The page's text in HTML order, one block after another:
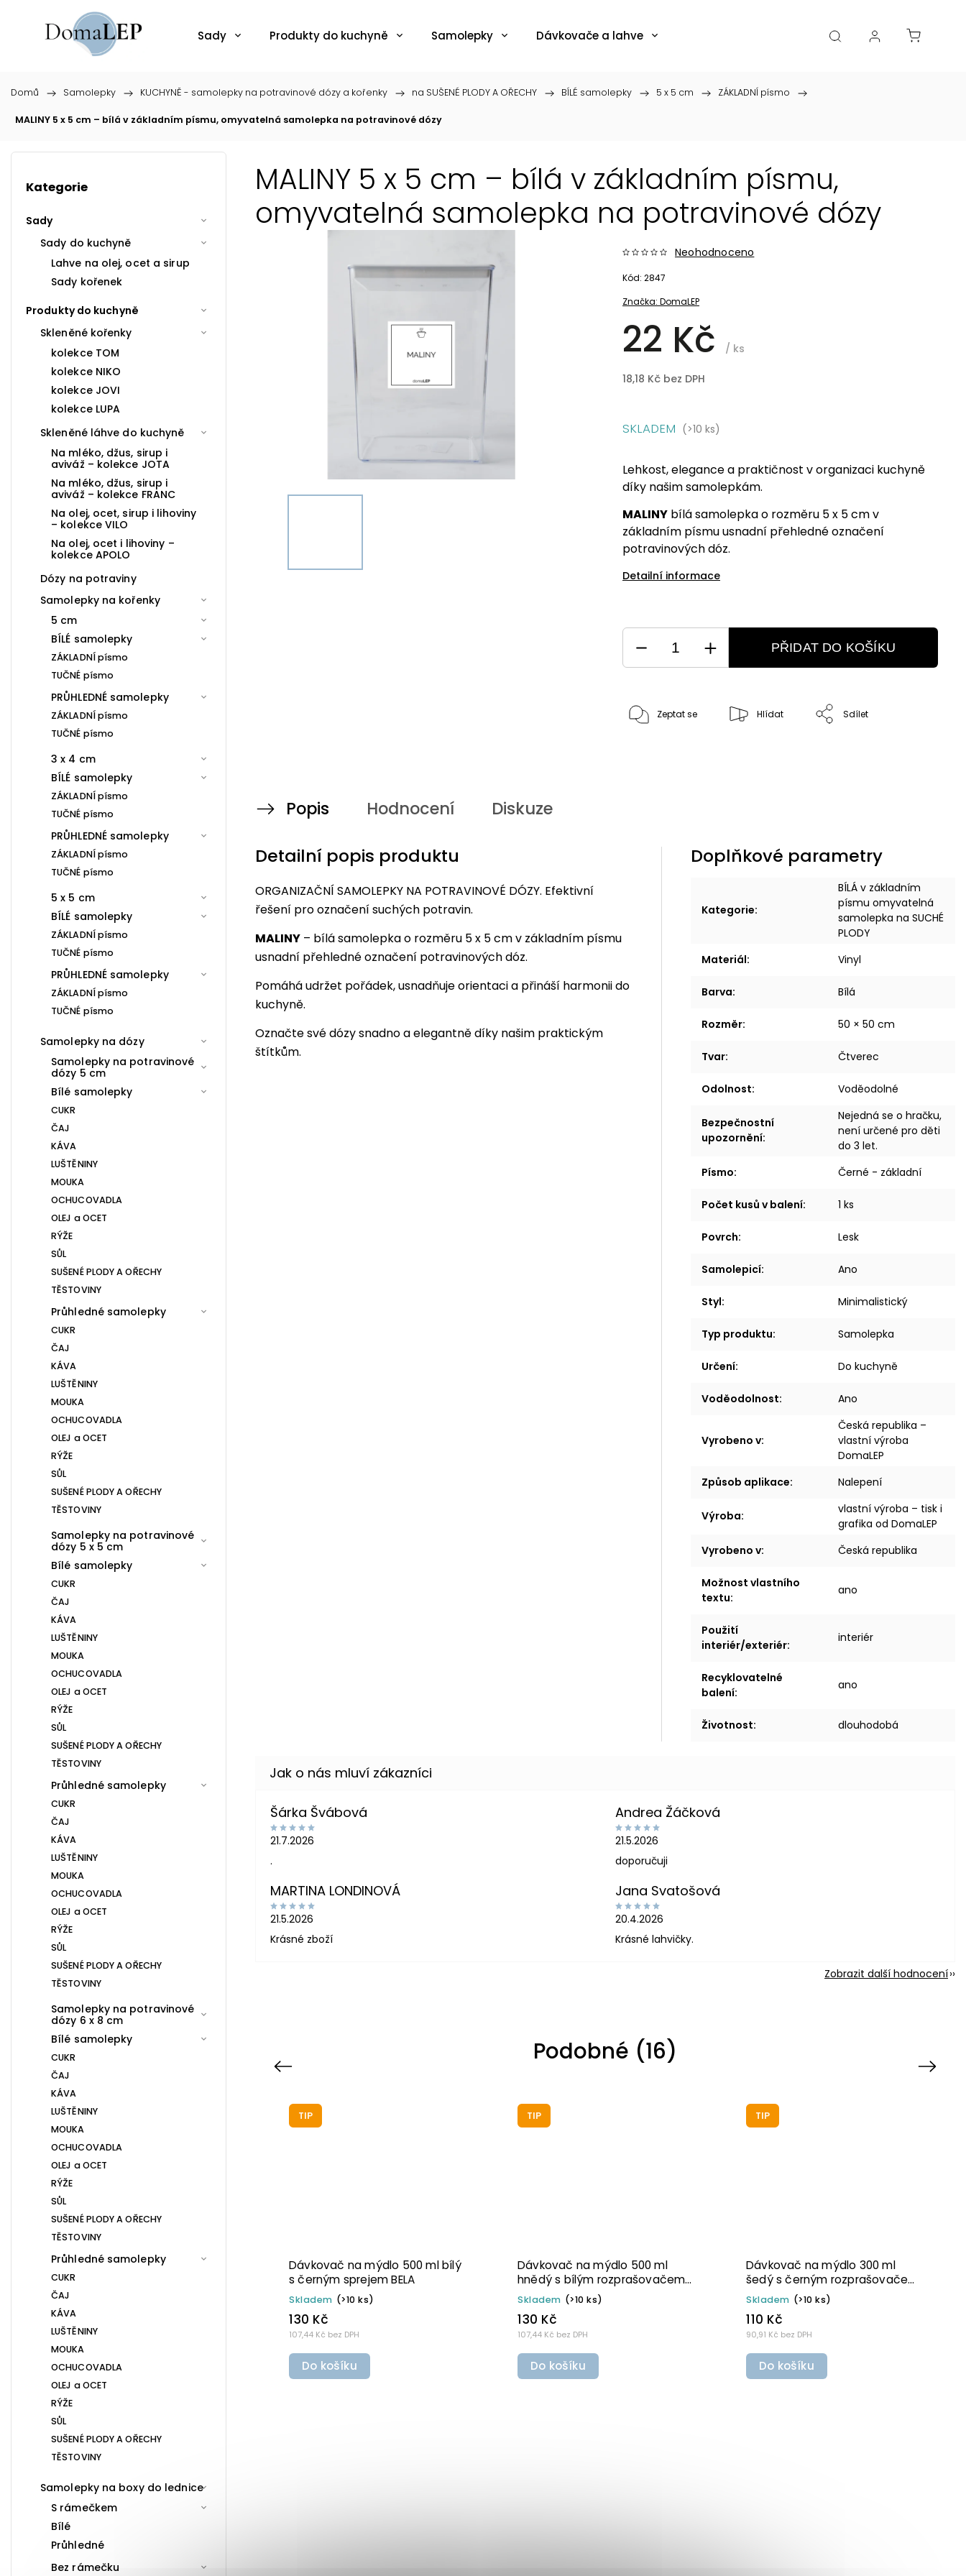
Sady Produkty do kuchyně Samolepky Dávkovače a lahve Boxy, dózy, kořenky, skleničky Akce
Domů / Samolepky / KUCHYNĚ - samolepky na potravinové dózy a kořenky / na SUŠENÉ PLODY A OŘECHY / BÍLÉ samolepky / 5 x 5 cm / ZÁKLADNÍ písmo /
MALINY 5 x 5 cm – bílá v základním písmu, omyvatelná samolepka na potravinové dózy
Kategorie
Sady
Sady do kuchyně
Lahve na olej, ocet a sirup
Sady kořenek
Produkty do kuchyně
Skleněné kořenky
kolekce TOM
kolekce NIKO
kolekce JOVI
kolekce LUPA
Skleněné láhve do kuchyně
Na mléko, džus, sirup i
aviváž – kolekce JOTA
Na mléko, džus, sirup i
aviváž – kolekce FRANC
Na olej, ocet, sirup i lihoviny
– kolekce VILO
Na olej, ocet i lihoviny –
kolekce APOLO
Dózy na potraviny
Samolepky na kořenky
5 cm
BÍLÉ samolepky
ZÁKLADNÍ písmo
TUČNÉ písmo
PRŮHLEDNÉ samolepky
ZÁKLADNÍ písmo
TUČNÉ písmo
3 x 4 cm
BÍLÉ samolepky
ZÁKLADNÍ písmo
TUČNÉ písmo
PRŮHLEDNÉ samolepky
ZÁKLADNÍ písmo
TUČNÉ písmo
5 x 5 cm
BÍLÉ samolepky
ZÁKLADNÍ písmo
TUČNÉ písmo
PRŮHLEDNÉ samolepky
ZÁKLADNÍ písmo
TUČNÉ písmo
Samolepky na dózy
Samolepky na potravinové
dózy 5 cm
Bílé samolepky
CUKR
ČAJ
KÁVA
LUŠTĚNINY
MOUKA
OCHUCOVADLA
OLEJ a OCET
RÝŽE
SŮL
SUŠENÉ PLODY A OŘECHY
TĚSTOVINY
Průhledné samolepky
CUKR
ČAJ
KÁVA
LUŠTĚNINY
MOUKA
OCHUCOVADLA
OLEJ a OCET
RÝŽE
SŮL
SUŠENÉ PLODY A OŘECHY
TĚSTOVINY
Samolepky na potravinové
dózy 5 x 5 cm
Bílé samolepky
CUKR
ČAJ
KÁVA
LUŠTĚNINY
MOUKA
OCHUCOVADLA
OLEJ a OCET
RÝŽE
SŮL
SUŠENÉ PLODY A OŘECHY
TĚSTOVINY
Průhledné samolepky
CUKR
ČAJ
KÁVA
LUŠTĚNINY
MOUKA
OCHUCOVADLA
OLEJ a OCET
RÝŽE
SŮL
SUŠENÉ PLODY A OŘECHY
TĚSTOVINY
Samolepky na potravinové
dózy 6 x 8 cm
Bílé samolepky
CUKR
ČAJ
KÁVA
LUŠTĚNINY
MOUKA
OCHUCOVADLA
OLEJ a OCET
RÝŽE
SŮL
SUŠENÉ PLODY A OŘECHY
TĚSTOVINY
Průhledné samolepky
CUKR
ČAJ
KÁVA
LUŠTĚNINY
MOUKA
OCHUCOVADLA
OLEJ a OCET
RÝŽE
SŮL
SUŠENÉ PLODY A OŘECHY
TĚSTOVINY
Samolepky na boxy do lednice
S rámečkem
Bílé
Průhledné
Bez rámečku
MALINY 5 x 5 cm – bílá v základním písmu,
omyvatelná samolepka na potravinové dózy
Značka: DomaLEP
Neohodnoceno
22 Kč / ks
18,18 Kč bez DPH
Kód: 2847
Lehkost, elegance a praktičnost v organizaci kuchyně
díky našim samolepkám.
MALINY bílá samolepka o rozměru 5 x 5 cm v
základním písmu usnadní přehledné označení
potravinových dóz.
Detailní informace
SKLADEM (>10 ks)
PŘIDAT DO KOŠÍKU
Zeptat se Hlídat Sdílet
Popis Hodnocení Diskuze
Detailní popis produktu
ORGANIZAČNÍ SAMOLEPKY NA POTRAVINOVÉ DÓZY. Efektivní
řešení pro označení suchých potravin.
MALINY – bílá samolepka o rozměru 5 x 5 cm v základním písmu
usnadní přehledné označení potravinových dóz.
Pomáhá udržet pořádek, usnadňuje orientaci a přináší harmonii do
kuchyně.
Označte své dózy snadno a elegantně díky našim praktickým
štítkům.
Doplňkové parametry
Kategorie:
BÍLÁ v základním
písmu omyvatelná
samolepka na SUCHÉ
PLODY
Materiál: Vinyl
Barva: Bílá
Rozměr: 50 × 50 cm
Tvar: Čtverec
Odolnost: Voděodolné
Bezpečnostní
upozornění:
Nejedná se o hračku,
není určené pro děti
do 3 let.
Písmo: Černé - základní
Počet kusů v balení: 1 ks
Povrch: Lesk
Samolepicí: Ano
Styl: Minimalistický
Typ produktu: Samolepka
Určení: Do kuchyně
Voděodolnost: Ano
Vyrobeno v:
Česká republika –
vlastní výroba
DomaLEP
Způsob aplikace: Nalepení
Výroba:
vlastní výroba – tisk i
grafika od DomaLEP
Vyrobeno v: Česká republika
Možnost vlastního
textu:
ano
Použití
interiér/exteriér:
interiér
Recyklovatelné
balení:
ano
Životnost: dlouhodobá
Šárka Švábová
21.7.2026
.
Andrea Žáčková
21.5.2026
doporučuji
MARTINA LONDINOVÁ
21.5.2026
Krásné zboží
Jana Svatošová
20.4.2026
Krásné lahvičky.
Zobrazit další hodnocení
Podobné (16)
Previous
Dávkovač na mýdlo 300 ml
90,91 Kč bez DPH
Do košíku
Dávkovač na mýdlo 300 ml
šedý s černo-zlatým DISC TOP
BELA
Skladem (>10 ks)
90,91 Kč bez DPH
110 Kč
Do košíku
Dávkovač na mýdlo 300 ml
šedý s bílo-zlatou pumpičkou
BELA
Skladem (>10 ks)
90,91 Kč bez DPH
110 Kč
Do košíku
Dávkovač na mýdlo 500 ml
černý s černým
rozprašovačem MINI BELA
Skladem (>10 ks)
107,44 Kč bez DPH
130 Kč
Do košíku
Next